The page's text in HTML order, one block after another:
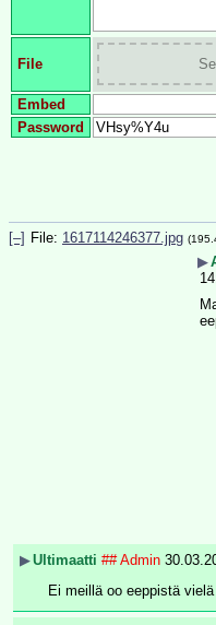
File
Embed
Password
[–] File: 1617114246377.jpg
▶
▶Ultimaatti ## Admin
Ei meillä oo eeppistä